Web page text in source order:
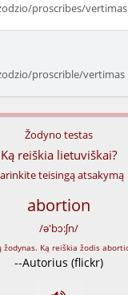
proscribes/vertimas
proscrible/vertimas
Žodyno testas
Ką reiškia lietuviškai?
teisingą atsakymą
abortion
/ə'bɔ:ʃn/
--Autorius (flickr)